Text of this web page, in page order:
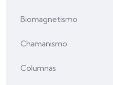
Biomagnetismo
Chamanismo
Columnas